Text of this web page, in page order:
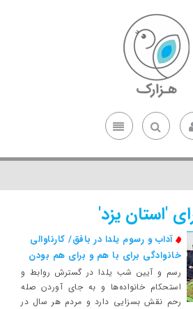
'استان یزد'
آداب و رسوم یلدا در بافق/ کارناوالی
خانوادگی برای با هم و برای هم بودن
رسم و آیین شب یلدا در گسترش روابط و
استحکام خانواده‌ها و به جای آوردن صله
رحم نقش بسزایی دارد و مردم هر سال در